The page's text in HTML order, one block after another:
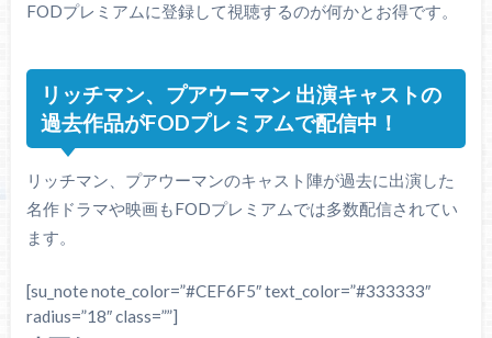
FODプレミアムに登録して視聴するのが何かとお得です。
リッチマン、プアウーマン 出演キャストの
過去作品がFODプレミアムで配信中！
リッチマン、プアウーマンのキャスト陣が過去に出演した
名作ドラマや映画もFODプレミアムでは多数配信されてい
ます。
[su_note note_color=”#CEF6F5″ text_color=”#333333″
radius=”18″ class=””]